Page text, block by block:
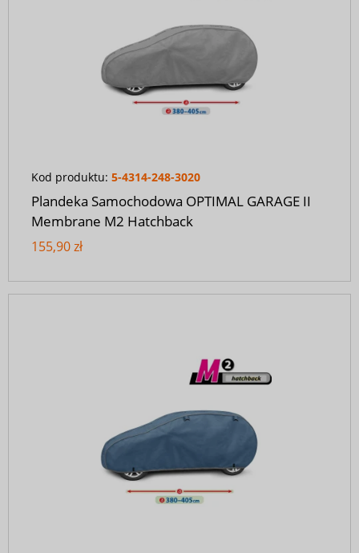
Kod produktu: 5-4314-248-3020
Plandeka Samochodowa OPTIMAL GARAGE II
Membrane M2 Hatchback
155,90 zł